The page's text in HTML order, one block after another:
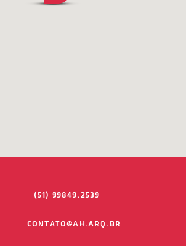
(51) 99849.2539
CONTATO@AH.ARQ.BR